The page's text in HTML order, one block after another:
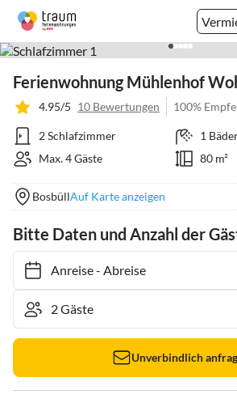
Ferienwohnung Mühlenhof
4.95/5 10 Bewertungen 100%
2 Schlafzimmer
1
Max. 4 Gäste
80 m²
BosbüllAuf Karte anzeigen
Bitte Daten und Anzahl der
Anreise- Abreise
Unverbindlich